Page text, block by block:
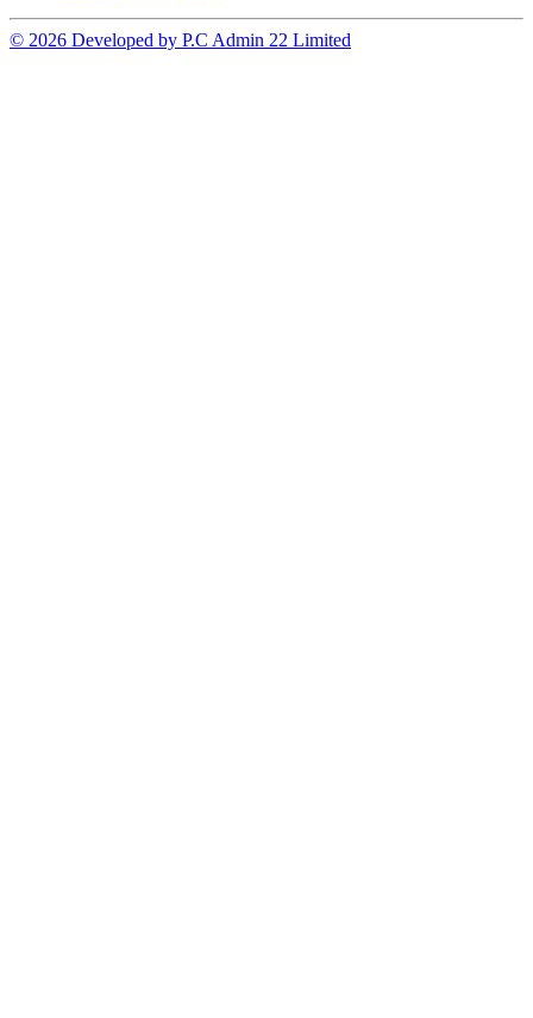
© 2026 Developed by P.C Admin 22 Limited